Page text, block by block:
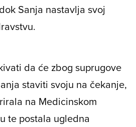
Sanja nastavlja svoj
da će zbog suprugove
staviti svoju na čekanje,
na Medicinskom
te postala ugledna